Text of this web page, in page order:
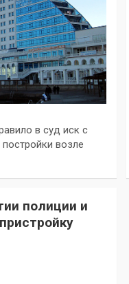
в суд иск с
возле
полиции и